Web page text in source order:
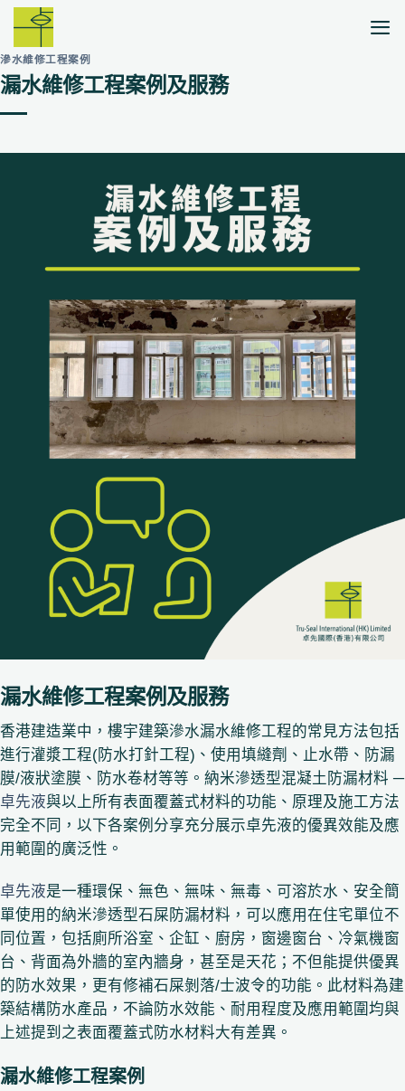
Skip
content
滲水維修工程案例
漏水維修工程案例及服務
漏水維修工程案例及服務
香港建造業中，樓宇建築滲水漏水維修工程的常見方法包括
進行灌漿工程(防水打針工程)、使用填縫劑、止水帶、防漏
膜/液狀塗膜、防水卷材等等。納米滲透型混凝土防漏材料 ─
卓先液與以上所有表面覆蓋式材料的功能、原理及施工方法
完全不同，以下各案例分享充分展示卓先液的優異效能及應
用範圍的廣泛性。
卓先液是一種環保、無色、無味、無毒、可溶於水、安全簡
單使用的納米滲透型石屎防漏材料，可以應用在住宅單位不
同位置，包括廁所浴室、企缸、廚房，窗邊窗台、冷氣機窗
台、背面為外牆的室內牆身，甚至是天花；不但能提供優異
的防水效果，更有修補石屎剝落/士波令的功能。此材料為建
築結構防水產品，不論防水效能、耐用程度及應用範圍均與
上述提到之表面覆蓋式防水材料大有差異。
漏水維修工程案例